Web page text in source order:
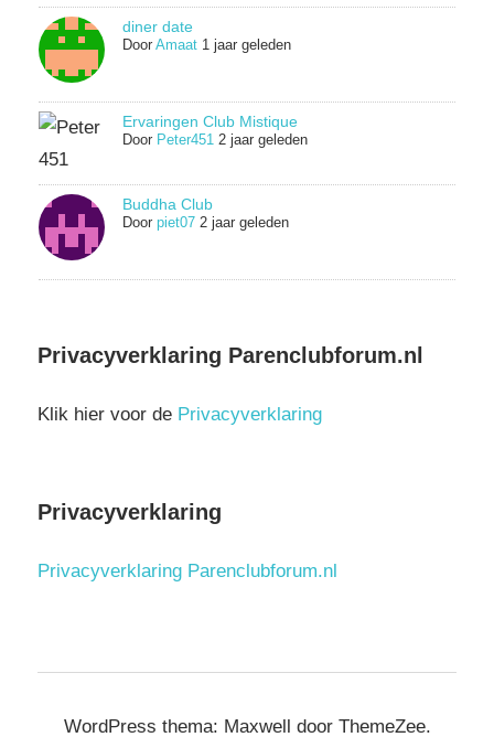
diner date
Door Amaat 1 jaar geleden
Ervaringen Club Mistique
Door Peter451 2 jaar geleden
Buddha Club
Door piet07 2 jaar geleden
Privacyverklaring Parenclubforum.nl
Klik hier voor de Privacyverklaring
Privacyverklaring
Privacyverklaring Parenclubforum.nl
WordPress thema: Maxwell door ThemeZee.